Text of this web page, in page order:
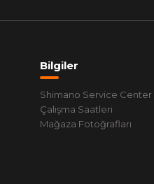
Bilgiler
Shimano Service Center
Çalışma Saatleri
Mağaza Fotoğrafları